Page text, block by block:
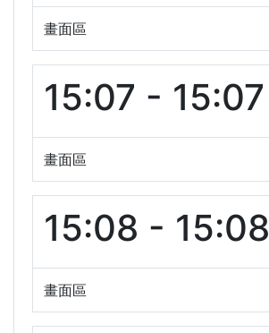
畫面區
15:07 - 15:07
畫面區
15:08 - 15:08
畫面區